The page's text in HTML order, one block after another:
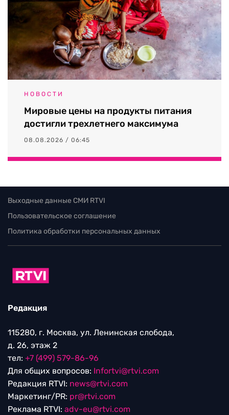
НОВОСТИ
Мировые цены на продукты питания
достигли трехлетнего максимума
08.08.2026 / 06:45
Выходные данные СМИ RTVI
Пользовательское соглашение
Политика обработки персональных данных
Редакция
115280, г. Москва, ул. Ленинская слобода,
д. 26, этаж 2
тел: +7 (499) 579-86-96
Для общих вопросов: Infortvi@rtvi.com
Редакция RTVI: news@rtvi.com
Маркетинг/PR: pr@rtvi.com
Реклама RTVI: adv-eu@rtvi.com